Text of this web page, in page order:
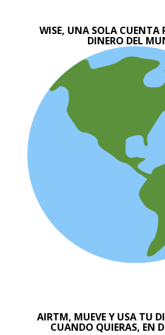
WISE, UNA SOLA CUENTA
DINERO DEL
AIRTM, MUEVE Y USA TU
CUANDO QUIERAS, EN